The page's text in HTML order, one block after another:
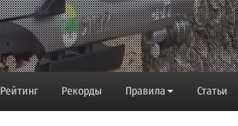
Рейтинг Рекорды Правила Статьи